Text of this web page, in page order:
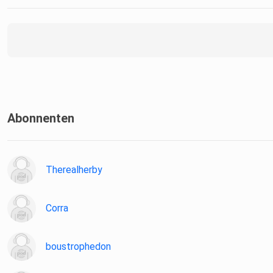
Abonnenten
Therealherby
Corra
boustrophedon